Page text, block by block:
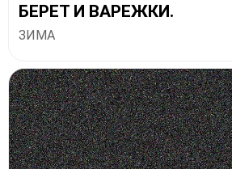
БЕРЕТ И ВАРЕЖКИ.
ЗИМА